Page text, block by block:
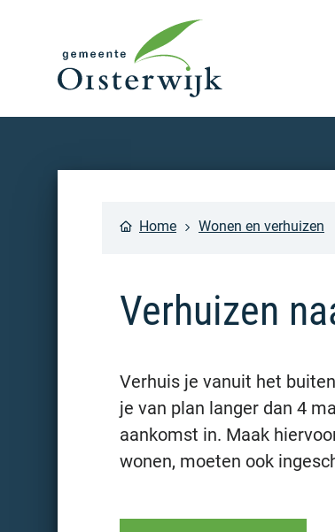
Home Wonen en verhuizen
Verhuizen
Verhuis je vanuit het
je van plan langer dan 4
aankomst in. Maak
wonen, moeten ook